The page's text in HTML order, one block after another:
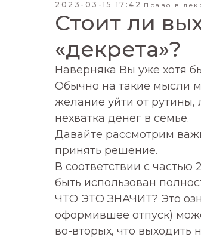
2023-03-15 17:42 Право в
Стоит ли
«декрета»?
Наверняка Вы уже хотя
Обычно на такие мысли
желание уйти от
нехватка денег в семье.
Давайте рассмотрим
принять решение.
В соответствии с частью
быть использован
ЧТО ЭТО ЗНАЧИТ? Это
оформившее отпуск)
во-вторых, что выходить